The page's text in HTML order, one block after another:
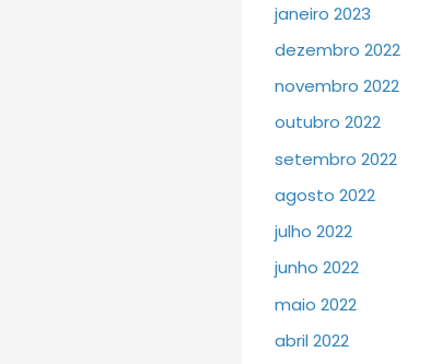
janeiro 2023
dezembro 2022
novembro 2022
outubro 2022
setembro 2022
agosto 2022
julho 2022
junho 2022
maio 2022
abril 2022